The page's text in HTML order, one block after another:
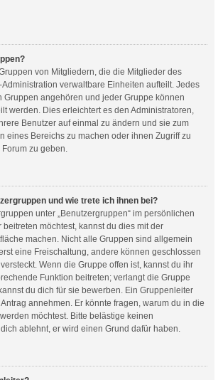
von Mitgliedern, die die Mitglieder des
verwaltbare Einheiten aufteilt. Jedes
Gruppen angehören und jeder Gruppe können
werden. Dies erleichtert es den Administratoren,
Benutzer auf einmal zu ändern und sie zum
eines Bereichs zu machen oder ihnen Zugriff zu
zu geben.
und wie trete ich ihnen bei?
unter „Benutzergruppen“ im persönlichen
möchtest, kannst du dies mit der
machen. Nicht alle Gruppen sind allgemein
eine Freischaltung, andere können geschlossen
Wenn die Gruppe offen ist, kannst du ihr
Funktion beitreten; verlangt die Gruppe
du dich für sie bewerben. Ein Gruppenleiter
annehmen. Er könnte fragen, warum du in die
möchtest. Bitte belästige keinen
ablehnt, er wird einen Grund dafür haben.